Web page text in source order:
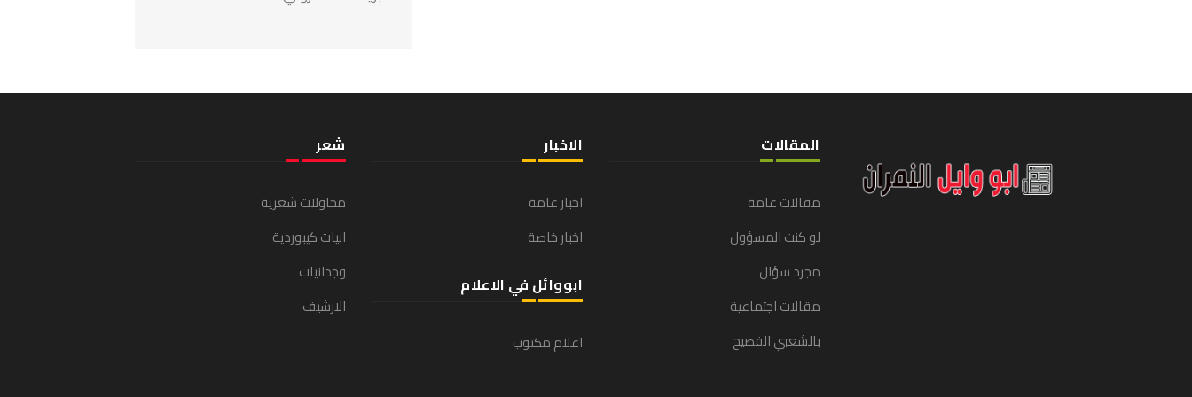
المقالات
مقالات عامة
لو كنت المسؤول
مجرد سؤال
مقالات اجتماعية
بالشعبي الفصيح
الاخبار
اخبار عامة
اخبار خاصة
ابووائل في الاعلام
اعلام مكتوب
شعر
محاولات شعرية
ابيات كيبوردية
وجدانيات
الارشيف